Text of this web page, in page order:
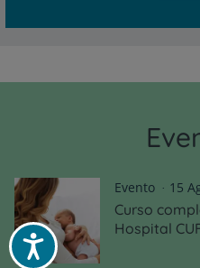
Acessibilidade
Evento 15
Curso
Hospital